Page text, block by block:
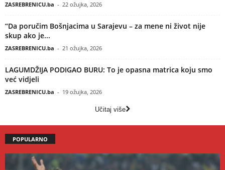
ZASREBRENICU.ba - 22 ožujka, 2026
“Da poručim Bošnjacima u Sarajevu – za mene ni život nije
skup ako je...
ZASREBRENICU.ba - 21 ožujka, 2026
LAGUMDŽIJA PODIGAO BURU: To je opasna matrica koju smo
već vidjeli
ZASREBRENICU.ba - 19 ožujka, 2026
Učitaj više
POPULARNO